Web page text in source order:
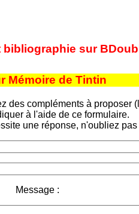
sur
Mémoire de Tintin
des compléments à proposer
à l'aide de ce formulaire.
une réponse, n'oubliez pas
Message :